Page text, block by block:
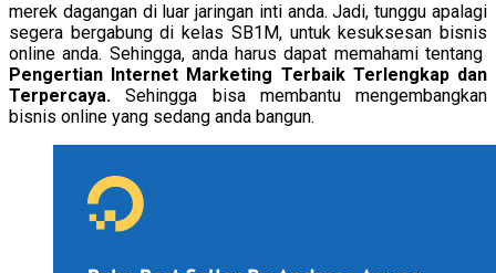
merek dagangan di luar jaringan inti anda. Jadi, tunggu apalagi
segera bergabung di kelas SB1M, untuk kesuksesan bisnis
online anda. Sehingga, anda harus dapat memahami tentang
Pengertian Internet Marketing Terbaik Terlengkap dan
Terpercaya.Sehingga bisa membantu mengembangkan
bisnis online yang sedang anda bangun.